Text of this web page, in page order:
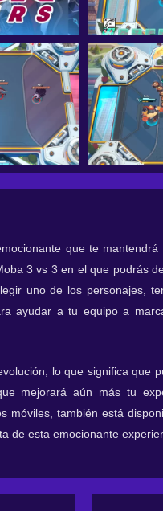
que te
3 vs 3 en el que podrás
uno de los personajes,
ayudar a tu equipo a
lo que significa que
mejorará aún más tu
móviles, también está
de esta emocionante